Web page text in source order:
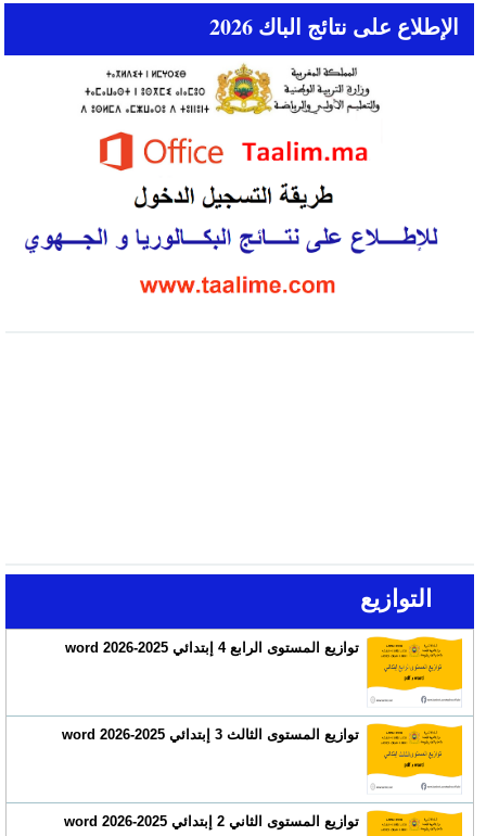
الإطلاع على نتائج الباك 2026
التوازيع
توازيع المستوى الرابع 4 إبتدائي 2025-2026 word
توازيع المستوى الثالث 3 إبتدائي 2025-2026 word
توازيع المستوى الثاني 2 إبتدائي 2025-2026 word